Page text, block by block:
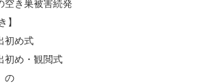
空き巣被害続発
】
初め式
初め・観閲式
の